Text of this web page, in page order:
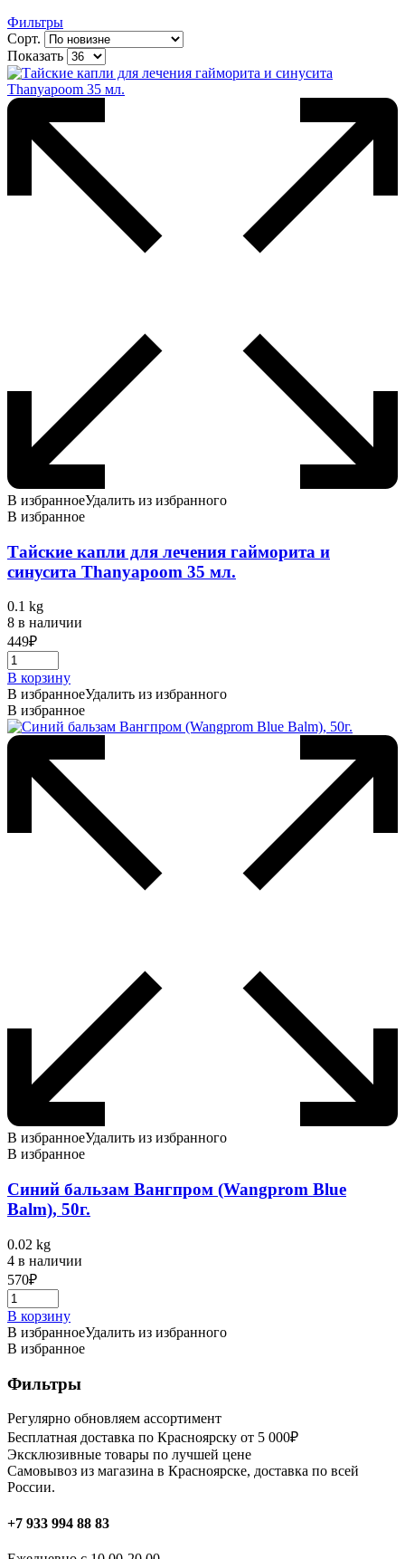
Фильтры
Сорт.
Показать
В избранноеУдалить из избранного
В избранное
Тайские капли для лечения гайморита и
синусита Thanyapoom 35 мл.
0.1 kg
8 в наличии
449₽
В корзину
В избранноеУдалить из избранного
В избранное
В избранноеУдалить из избранного
В избранное
Синий бальзам Вангпром (Wangprom Blue
Balm), 50г.
0.02 kg
4 в наличии
570₽
В корзину
В избранноеУдалить из избранного
В избранное
Фильтры
Регулярно обновляем ассортимент
Бесплатная доставка по Красноярску от 5 000₽
Эксклюзивные товары по лучшей цене
Самовывоз из магазина в Красноярске, доставка по всей
России.
+7 933 994 88 83